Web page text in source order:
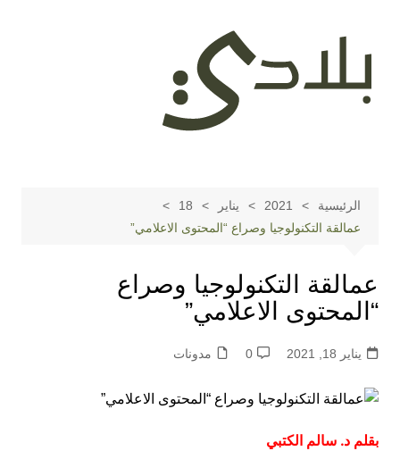
المحتوى
الرئيسية 2021 يناير
18
عمالقة التكنولوجيا وصراع “المحتوى الاعلامي”
عمالقة التكنولوجيا وصراع
“المحتوى الاعلامي”
يناير 18, 2021 0 مدونات
بقلم د. سالم الكتبي